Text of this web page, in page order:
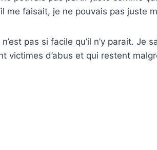
me faisait, je ne pouvais pas juste
n’est pas si facile qu’il n’y parait.
victimes d’abus et qui restent